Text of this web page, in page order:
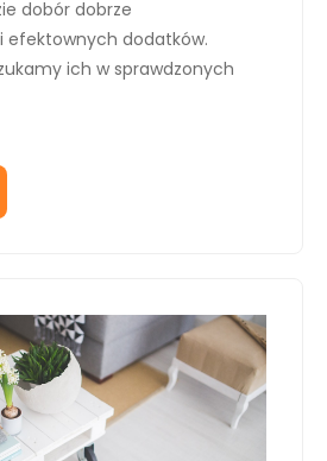
dobór dobrze
efektownych dodatków.
ich w sprawdzonych